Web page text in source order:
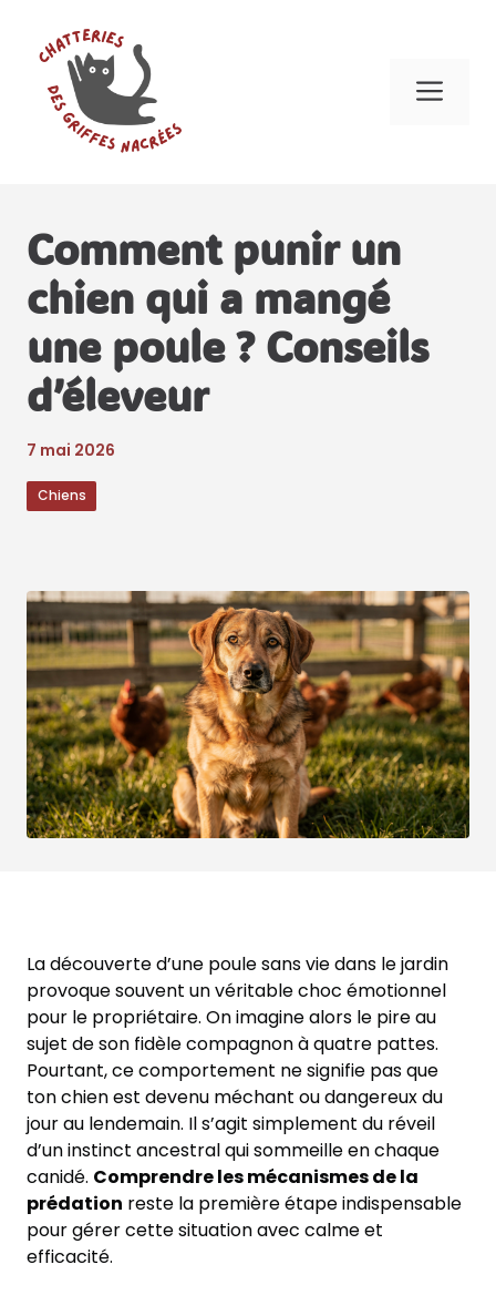
contenu
Comment punir un
chien qui a mangé
une poule ? Conseils
d’éleveur
7 mai 2026
Chiens
La découverte d’une poule sans vie dans le jardin
provoque souvent un véritable choc émotionnel
pour le propriétaire. On imagine alors le pire au
sujet de son fidèle compagnon à quatre pattes.
Pourtant, ce comportement ne signifie pas que
ton chien est devenu méchant ou dangereux du
jour au lendemain. Il s’agit simplement du réveil
d’un instinct ancestral qui sommeille en chaque
canidé. Comprendre les mécanismes de la
prédation reste la première étape indispensable
pour gérer cette situation avec calme et
efficacité.